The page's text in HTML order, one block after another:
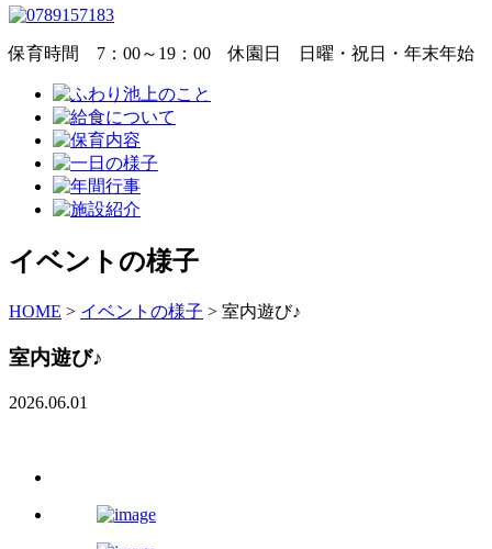
保育時間 7：00～19：00休園日 日曜・祝日・年末年始
イベントの様子
HOME > イベントの様子 > 室内遊び♪
室内遊び♪
2026.06.01